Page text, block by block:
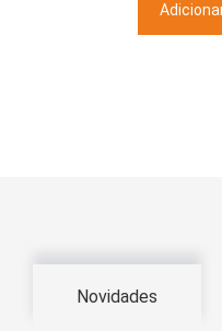
Novidades